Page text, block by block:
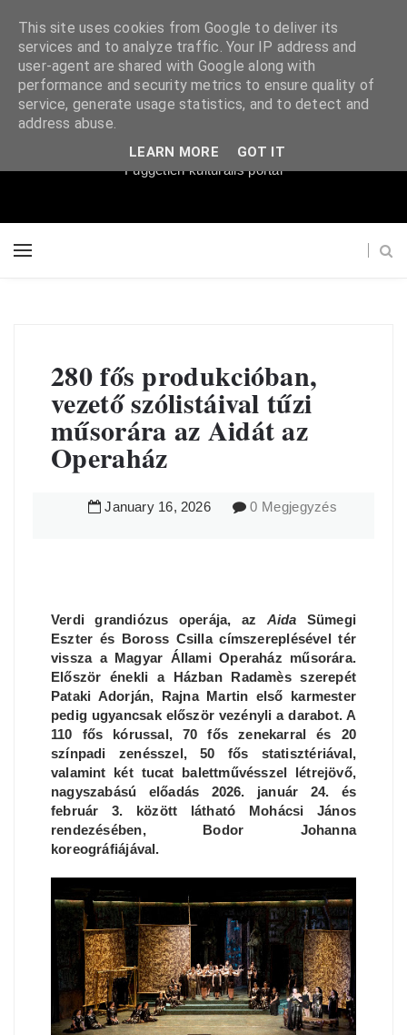
Súgópéldány
Független kulturális portál
280 fős produkcióban,
vezető szólistáival tűzi
műsorára az Aidát az
Operaház
January 16, 2026 0 Megjegyzés
Verdi grandiózus operája, az Aida Sümegi
Eszter és Boross Csilla címszereplésével tér
vissza a Magyar Állami Operaház műsorára.
Először énekli a Házban Radamès szerepét
Pataki Adorján, Rajna Martin első karmester
pedig ugyancsak először vezényli a darabot. A
110 fős kórussal, 70 fős zenekarral és 20
színpadi zenésszel, 50 fős statisztériával,
valamint két tucat balettművésszel létrejövő,
nagyszabású előadás 2026. január 24. és
február 3. között látható Mohácsi János
rendezésében, Bodor Johanna
koreográfiájával.
This site uses cookies from Google to deliver its
services and to analyze traffic. Your IP address and
user-agent are shared with Google along with
performance and security metrics to ensure quality of
service, generate usage statistics, and to detect and
address abuse.
LEARN MORE GOT IT